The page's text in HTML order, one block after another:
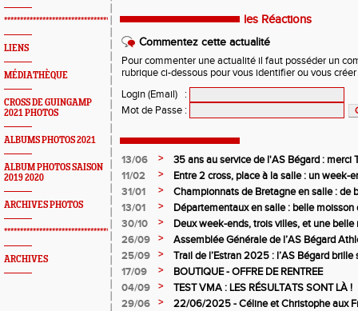
*************************************************
LIENS
MÉDIATHÈQUE
CROSS DE GUINGAMP
2021 PHOTOS
ALBUMS PHOTOS 2021
ALBUM PHOTOS SAISON
2019 2020
ARCHIVES PHOTOS
*************************************************
ARCHIVES
les Réactions
Commentez cette actualité
Pour commenter une actualité il faut posséder un
rubrique ci-dessous pour vous identifier ou vous
Login (Email)
:
Mot de Passe :
13/06 >
35 ans au service de l'AS Bégard : merci
11/02
>
Entre 2 cross, place à la salle : un week-
31/01
>
Championnats de Bretagne en salle : de
juniors filles de l’AS Bégard Athlétisme
13/01 >
Départementaux en salle : belle moisson
Bégard Athlétisme
30/10 >
Deux week-ends, trois villes, et une
pour l’AS Bégard !
26/09 >
Assemblée Générale de l’AS Bégard
25/09
>
Trail de l’Estran 2025 : l’AS Bégard brille
17/09
>
BOUTIQUE - OFFRE DE RENTREE
04/09
>
TEST VMA : LES RÉSULTATS SONT LÀ !
29/06
>
22/06/2025 - Céline et Christophe aux